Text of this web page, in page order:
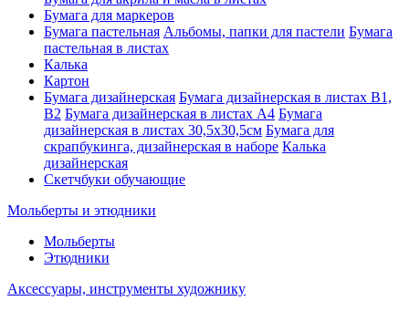
Бумага для маркеров
Бумага пастельная Альбомы, папки для пастели Бумага
пастельная в листах
Калька
Картон
Бумага дизайнерская Бумага дизайнерская в листах В1,
В2 Бумага дизайнерская в листах А4 Бумага
дизайнерская в листах 30,5х30,5см Бумага для
скрапбукинга, дизайнерская в наборе Калька
дизайнерская
Скетчбуки обучающие
Мольберты и этюдники
Мольберты
Этюдники
Аксессуары, инструменты художнику